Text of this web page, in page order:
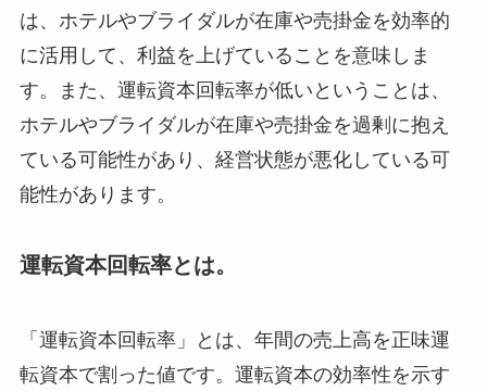
は、ホテルやブライダルが在庫や売掛金を効率的
に活用して、利益を上げていることを意味しま
す。また、運転資本回転率が低いということは、
ホテルやブライダルが在庫や売掛金を過剰に抱え
ている可能性があり、経営状態が悪化している可
能性があります。
運転資本回転率とは。
「運転資本回転率」とは、年間の売上高を正味運
転資本で割った値です。運転資本の効率性を示す